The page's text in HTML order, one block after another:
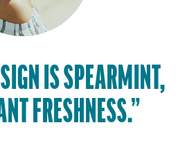
IS SPEARMINT,
FRESHNESS.”